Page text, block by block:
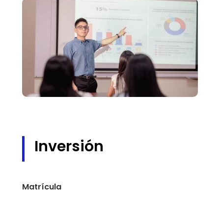
Inversión
Matrícula